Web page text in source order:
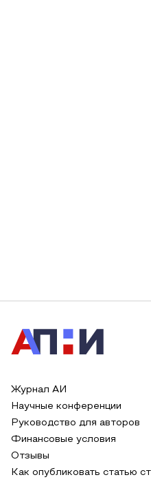
Журнал АИ
Научные конференции
Руководство для авторов
Финансовые условия
Отзывы
Как опубликовать статью